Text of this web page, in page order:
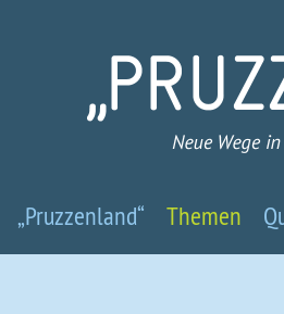
-
„Pruzzenland“ Themen